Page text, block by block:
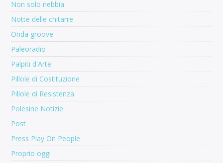
Non solo nebbia
Notte delle chitarre
Onda groove
Paleoradio
Palpiti d'Arte
Pillole di Costituzione
Pillole di Resistenza
Polesine Notizie
Post
Press Play On People
Proprio oggi